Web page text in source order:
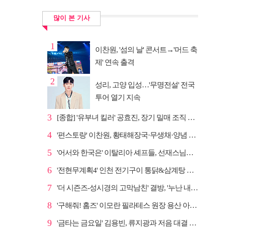
많이 본 기사
1
이찬원, '섬의 날' 콘서트→'머드 축
제' 연속 출격
2
성리, 고양 입성…'무명전설' 전국
투어 열기 지속
3 [종합] '유부녀 킬러' 공효진, 장기 밀매 조직 소탕…4...
4 '편스토랑' 이찬원, 황태해장국·무생채·양념 목살구이 ...
5 '어서와 한국은' 이탈리아 셰프들, 선재스님→라연 차도...
6 '전현무계획4' 인천 전기구이 통닭&삼계탕 노포 맛집 탐방
7 '더 시즌즈-성시경의 고막남친' 결방, '누난 내게 여자...
8 '구해줘! 홈즈' 이모란 필라테스 원장 용산 아파트 방...
9 '금타는 금요일' 김용빈, 류지광과 저음 대결 승리